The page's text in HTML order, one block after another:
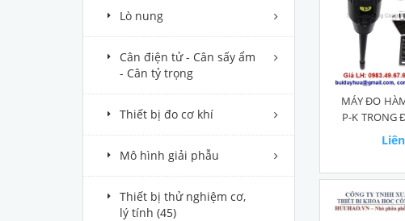
MÁY ĐO
P-K TRONG
Lò nung
Cân điện tử - Cân sấy ẩm
- Cân tỷ trọng
Thiết bị đo cơ khí
Mô hình giải phẫu
Thiết bị thử nghiệm cơ,
lý tính (45)